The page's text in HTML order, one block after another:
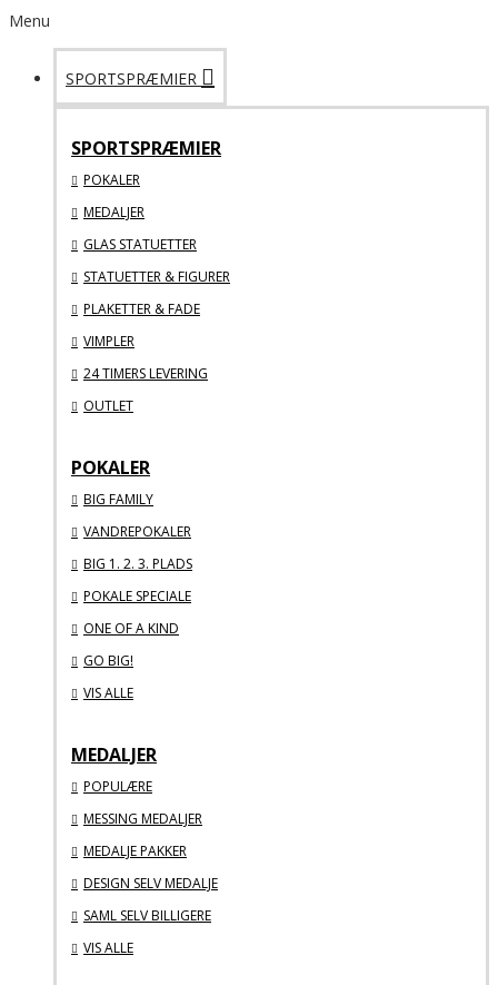
Menu
SPORTSPRÆMIER
SPORTSPRÆMIER
POKALER
MEDALJER
GLAS STATUETTER
STATUETTER & FIGURER
PLAKETTER & FADE
VIMPLER
24 TIMERS LEVERING
OUTLET
POKALER
BIG FAMILY
VANDREPOKALER
BIG 1. 2. 3. PLADS
POKALE SPECIALE
ONE OF A KIND
GO BIG!
VIS ALLE
MEDALJER
POPULÆRE
MESSING MEDALJER
MEDALJE PAKKER
DESIGN SELV MEDALJE
SAML SELV BILLIGERE
VIS ALLE